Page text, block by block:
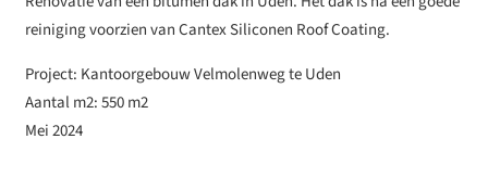
reiniging voorzien van Cantex Siliconen Roof Coating.
Project: Kantoorgebouw Velmolenweg te Uden
Aantal m2: 550 m2
Mei 2024